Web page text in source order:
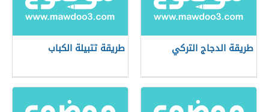
طريقة الدجاج التركي طريقة تتبيلة الكباب